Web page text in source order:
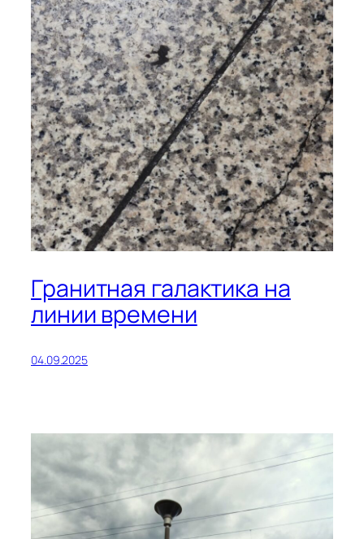
Гранитная галактика на
линии времени
04.09.2025